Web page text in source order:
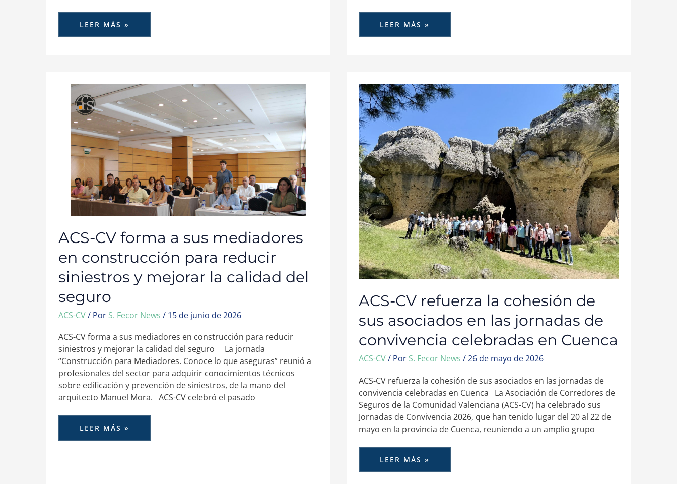
LEER MÁS » LEER MÁS »
ACS-CV forma a sus mediadores
en construcción para reducir
siniestros y mejorar la calidad del
seguro
ACS-CV/ Por S. Fecor News / 15 de junio de 2026
ACS-CV forma a sus mediadores en construcción para reducir
siniestros y mejorar la calidad del seguro La jornada
“Construcción para Mediadores. Conoce lo que aseguras” reunió a
profesionales del sector para adquirir conocimientos técnicos
sobre edificación y prevención de siniestros, de la mano del
arquitecto Manuel Mora. ACS-CV celebró el pasado
ACS-
CV
FORMA
A
SUS
MEDIADORES
EN
CONSTRUCCIÓN
REDUCIR
SINIESTROS
Y
MEJORAR
LA
CALIDAD
DEL
SEGURO
LEER MÁS »
ACS-CV refuerza la cohesión de
sus asociados en las jornadas de
convivencia celebradas en Cuenca
ACS-CV/ Por S. Fecor News /26 de mayo de 2026
ACS-CV refuerza la cohesión de sus asociados en las jornadas de
convivencia celebradas en Cuenca La Asociación de Corredores de
Seguros de la Comunidad Valenciana (ACS-CV) ha celebrado sus
Jornadas de Convivencia 2026, que han tenido lugar del 20 al 22 de
mayo en la provincia de Cuenca, reuniendo a un amplio grupo
ACS-
CV
REFUERZA
LA
COHESIÓN
DE
SUS
ASOCIADOS
EN
LAS
JORNADAS
DE
CONVIVENCIA
CELEBRADAS
EN
CUENCA
LEER MÁS »